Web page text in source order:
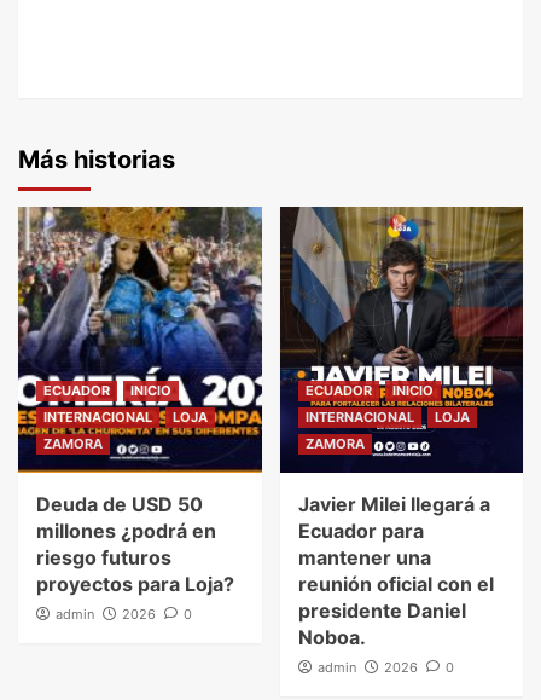
Más historias
ECUADOR
INICIO
INTERNACIONAL
LOJA
ZAMORA
Deuda de USD 50
millones ¿podrá en
riesgo futuros
proyectos para Loja?
admin 2026 0
ECUADOR
INICIO
INTERNACIONAL
LOJA
ZAMORA
Javier Milei llegará a
Ecuador para
mantener una
reunión oficial con el
presidente Daniel
Noboa.
admin 2026 0